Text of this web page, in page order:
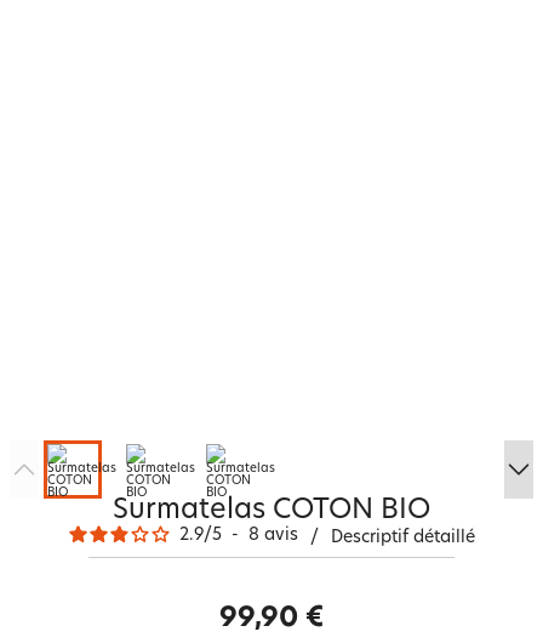
Surmatelas COTON BIO
2.9/5 - 8 avis / Descriptif détaillé
99,90 €